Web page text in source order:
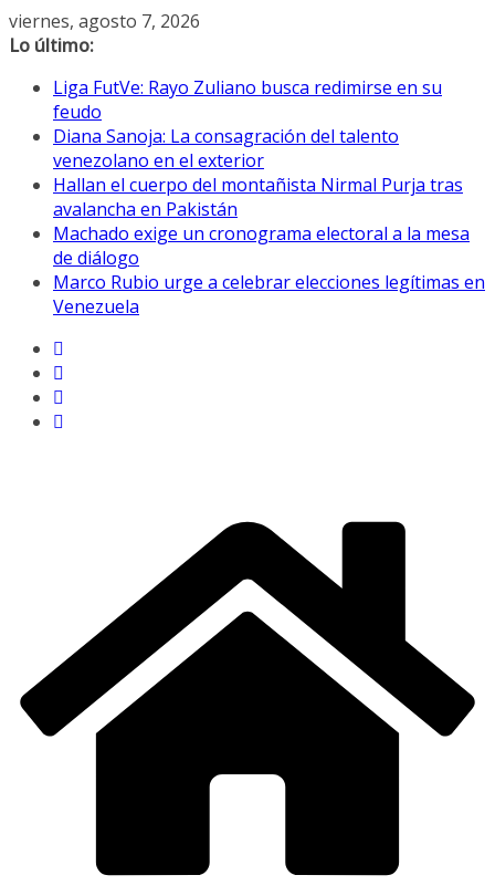
Saltar
al
viernes, agosto 7, 2026
Lo último:
Liga FutVe: Rayo Zuliano busca redimirse en su
feudo
Diana Sanoja: La consagración del talento
venezolano en el exterior
Hallan el cuerpo del montañista Nirmal Purja tras
avalancha en Pakistán
Machado exige un cronograma electoral a la mesa
de diálogo
Marco Rubio urge a celebrar elecciones legítimas en
Venezuela